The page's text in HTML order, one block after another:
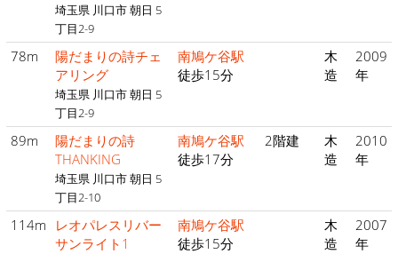
埼玉県 川口市 朝日 5
丁目2-9
78m
陽だまりの詩チェ
アリング
埼玉県 川口市 朝日 5
丁目2-9
南鳩ケ谷駅
徒歩15分
木
造
2009
年
89m
陽だまりの詩
THANKING
埼玉県 川口市 朝日 5
丁目2-10
南鳩ケ谷駅
徒歩17分
2階建
木
造
2010
年
114m
レオパレスリバー
サンライト1
南鳩ケ谷駅
徒歩15分
木
造
2007
年